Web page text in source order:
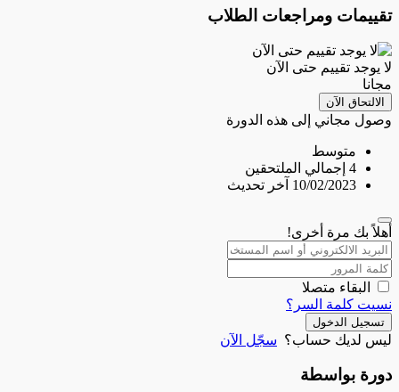
تقييمات ومراجعات الطلاب
لا يوجد تقييم حتى الآن
مجانا
الالتحاق الآن
وصول مجاني إلى هذه الدورة
متوسط
4 إجمالي الملتحقين
10/02/2023 آخر تحديث
أهلاً بك مرة أخرى!
البقاء متصلا
نسيت كلمة السر؟
تسجيل الدخول
ليس لديك حساب؟ سجّل الآن
دورة بواسطة